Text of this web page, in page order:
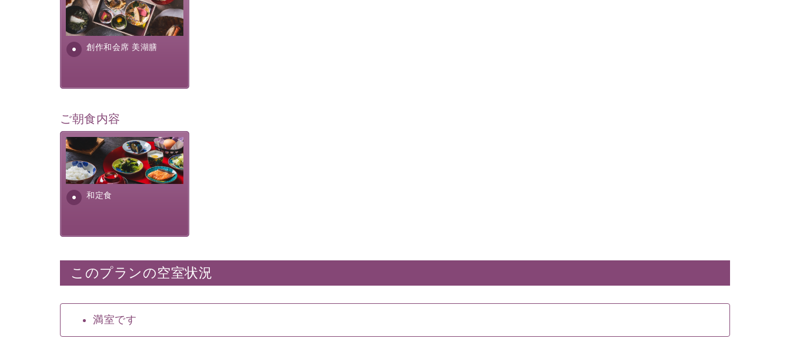
創作和会席 美湖膳
美湖膳とは諏訪の地で特別を
提供する為に料理長・神原 裕
明が考え出した創作和会席で
す。美しい諏訪湖の幸...
ご朝食内容
和定食
さっぱりとした和食膳に使わ
れる食材は、諏訪の名産品を
ふんだんに取り入れ、安心・
安全を心掛けた長野県産...
このプランの空室状況
満室です